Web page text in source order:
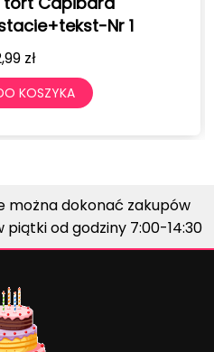
Nr 1
zł
KOSZYKA
można dokonać zakupów
piątki od godziny 7:00-14:30